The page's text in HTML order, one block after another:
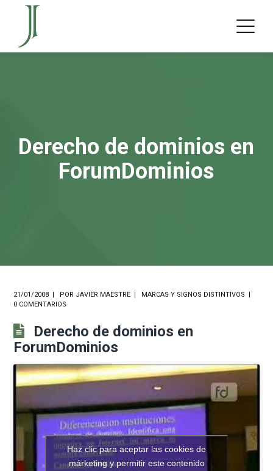
Derecho de dominios en
ForumDominios
21/01/2008 POR JAVIER MAESTRE
MARCAS Y SIGNOS DISTINTIVOS
0 COMENTARIOS
Derecho de dominios en
ForumDominios
Haz clic para aceptar las cookies de
márketing y permitir este contenido